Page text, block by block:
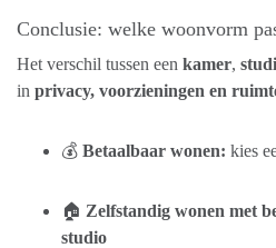
Conclusie: welke woonvorm
Het verschil tussen een kamer,
in privacy, voorzieningen en
💰 Betaalbaar wonen: kies
🏠 Zelfstandig wonen met
studio